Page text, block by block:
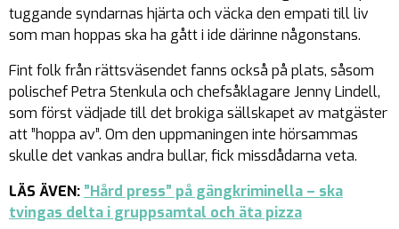
tuggande syndarnas hjärta och väcka den empati till liv
som man hoppas ska ha gått i ide därinne någonstans.
Fint folk från rättsväsendet fanns också på plats, såsom
polischef Petra Stenkula och chefsåklagare Jenny Lindell,
som först vädjade till det brokiga sällskapet av matgäster
att ”hoppa av”. Om den uppmaningen inte hörsammas
skulle det vankas andra bullar, fick missdådarna veta.
LÄS ÄVEN: ”Hård press” på gängkriminella – ska
tvingas delta i gruppsamtal och äta pizza